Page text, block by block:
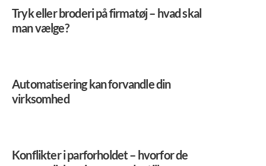
Tryk eller broderi på firmatøj – hvad skal
man vælge?
Automatisering kan forvandle din
virksomhed
Konflikter i parforholdet – hvorfor de